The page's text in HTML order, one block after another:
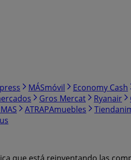
MÁSmóvil Economy Cash
Gros Mercat Ryanair
ATRAPAmuebles